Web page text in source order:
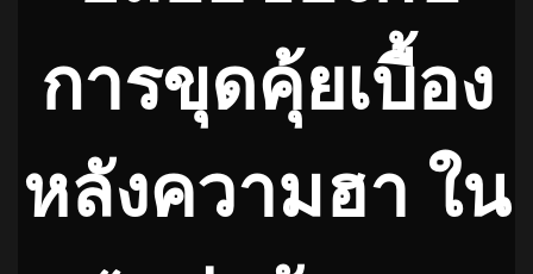
การขุดคุ้ยเบื้อง
หลังความฮา ใน